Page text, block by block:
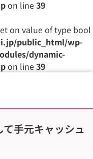
on line39
on value of type bool
public_html/wp-
dynamic-
on line39
手元キャッシュ